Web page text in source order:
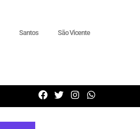
Santos São Vicente